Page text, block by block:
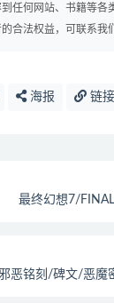
任何网站、书籍等各
合法权益，可联系我
海报 链接
最终幻想7/
恶铭刻/碑文/恶魔